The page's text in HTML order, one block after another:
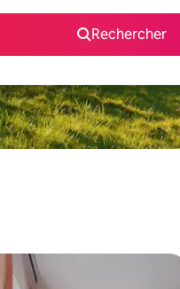
Rechercher